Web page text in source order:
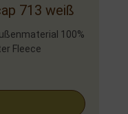
713 weiß
100%
Fleece